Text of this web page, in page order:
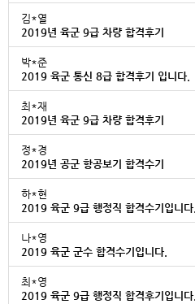
김*열
2019년 육군 9급 차량 합격후기
박*준
2019 육군 통신 8급 합격후기 입니다.
최*재
2019년 육군 9급 차량 합격후기
정*경
2019년 공군 항공보기 합격수기
하*현
2019 육군 9급 행정직 합격수기입니다.
나*영
2019 육군 군수 합격수기입니다.
최*영
2019 육군 9급 행정직 합격후기입니다.